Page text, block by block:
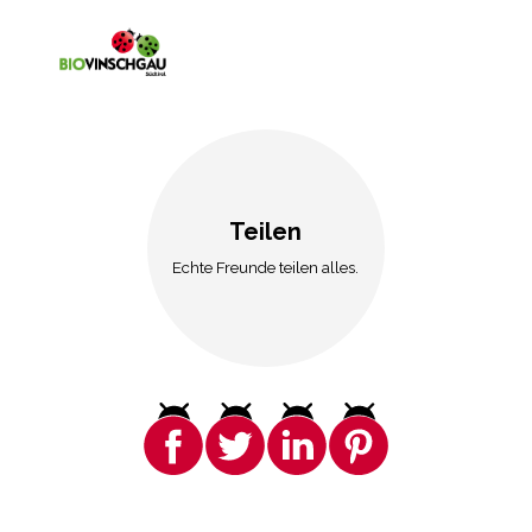
Teilen
Echte Freunde teilen alles.